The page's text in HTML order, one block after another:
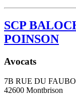
SCP
POINSON
Avocats
7B RUE DU
42600 Montbrison